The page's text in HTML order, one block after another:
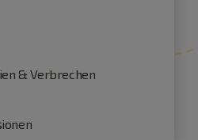
& Verbrechen